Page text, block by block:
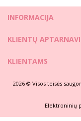
INFORMACIJA
KLIENTŲ
KLIENTAMS
2026 © Visos teisės
Elektroninių